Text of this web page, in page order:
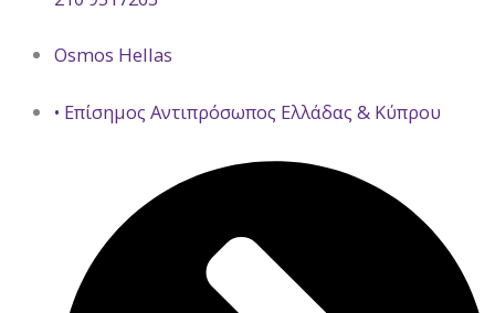
Osmos Hellas
• Επίσημος Αντιπρόσωπος Ελλάδας & Κύπρου